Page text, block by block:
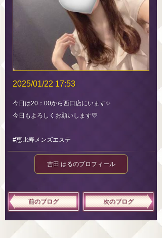
2025/01/22 17:53
今日は20：00から西口店にいます✨
今日もよろしくお願いします💛
#恵比寿メンズエステ
吉田 はるのプロフィール
前のブログ 次のブログ